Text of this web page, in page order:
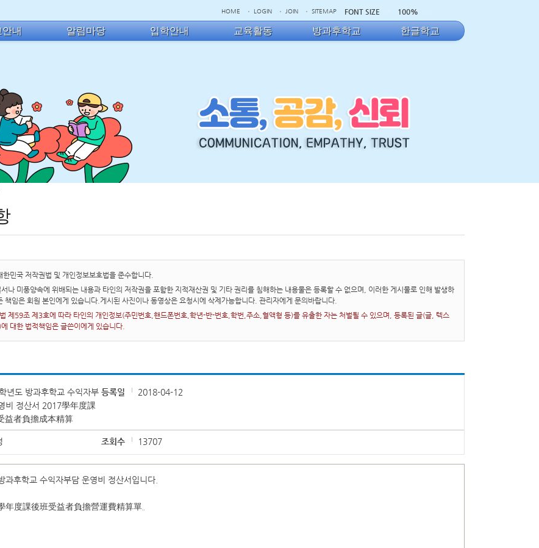
HOME LOGIN JOIN SITEMAP FONT SIZE 100%
안내 알림마당 입학안내 교육활동 방과후학교 한글학교
한민국 저작권법 및 개인정보보호법을 준수합니다.
나 미풍양속에 위배되는 내용과 타인의 저작권을 포함한 지적재산권 및 기타 권리를 침해하는 내용물은 등록할 수 없으며, 이러한 게시물로 인해 발생하
책임은 회원 본인에게 있습니다.게시된 사진이나 동영상은 요청시에 삭제가능합니다. 관리자에게 문의바랍니다.
제59조 제3호에 따라 타인의 개인정보(주민번호,핸드폰번호,학년-반-번호,학번,주소,혈액형 등)를 유출한 자는 처벌될 수 있으며, 등록된 글(글, 텍스
대한 법적책임은 글쓴이에게 있습니다.
년도 방과후학교 수익자부
비 정산서 2017學年度課
益者負擔成本精算
등록일 2018-04-12
조회수 13707
과후학교 수익자부담 운영비 정산서입니다.
年度課後班受益者負擔營運費精算單。